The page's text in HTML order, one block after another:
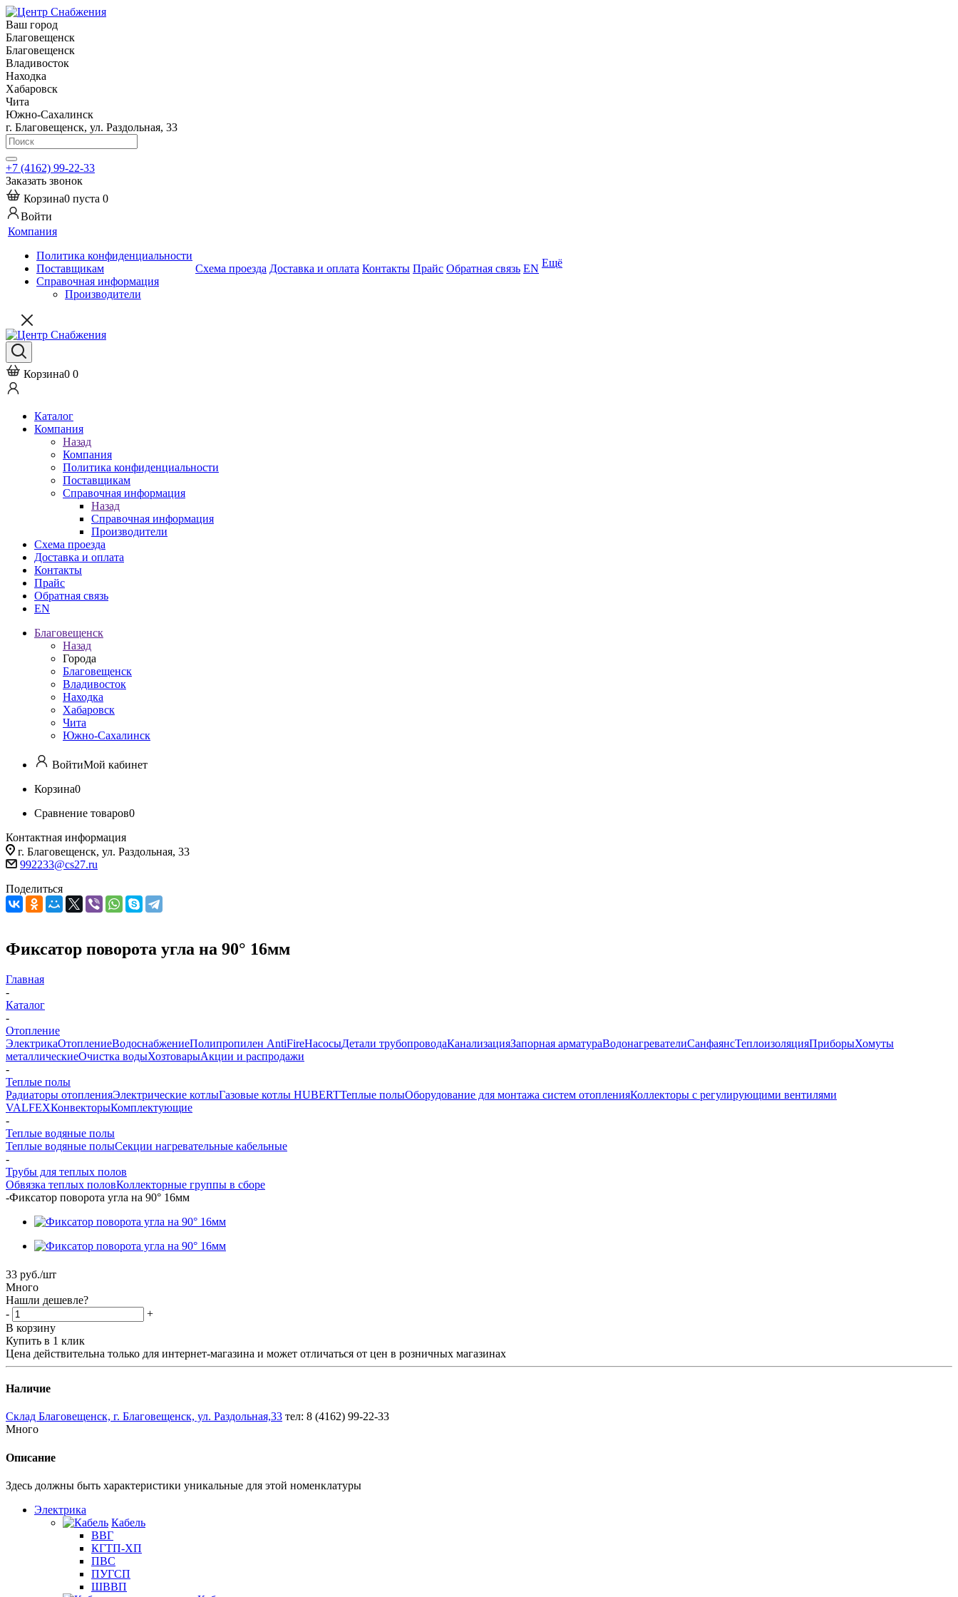
Ваш город
Благовещенск
Благовещенск
Владивосток
Находка
Хабаровск
Чита
Южно-Сахалинск
г. Благовещенск, ул. Раздольная, 33
+7 (4162) 99-22-33
Заказать звонок
Корзина0 пуста 0
Войти
Компания
Политика конфиденциальности
Поставщикам
Справочная информация
Производители
Схема проезда Доставка и оплата Контакты Прайс Обратная связь EN Ещё
Корзина0 0
Каталог
Компания
Назад
Компания
Политика конфиденциальности
Поставщикам
Справочная информация
Назад
Справочная информация
Производители
Схема проезда
Доставка и оплата
Контакты
Прайс
Обратная связь
EN
Благовещенск
Назад
Города
Благовещенск
Владивосток
Находка
Хабаровск
Чита
Южно-Сахалинск
ВойтиМой кабинет
Корзина0
Сравнение товаров0
Контактная информация
г. Благовещенск, ул. Раздольная, 33
992233@cs27.ru
Поделиться
Фиксатор поворота угла на 90° 16мм
Главная
-
Каталог
-
Отопление
ЭлектрикаОтоплениеВодоснабжениеПолипропилен AntiFireНасосыДетали трубопроводаКанализацияЗапорная арматураВодонагревателиСанфаянсТеплоизоляцияПриборыХомуты
металлическиеОчистка водыХозтоварыАкции и распродажи
-
Теплые полы
Радиаторы отопленияЭлектрические котлыГазовые котлы HUBERTТеплые полыОборудование для монтажа систем отопленияКоллекторы с регулирующими вентилями
VALFEXКонвекторыКомплектующие
-
Теплые водяные полы
Теплые водяные полыСекции нагревательные кабельные
-
Трубы для теплых полов
Обвязка теплых половКоллекторные группы в сборе
-Фиксатор поворота угла на 90° 16мм
33 руб./шт
Много
Нашли дешевле?
-
+
В корзину
Купить в 1 клик
Цена действительна только для интернет-магазина и может отличаться от цен в розничных магазинах
Наличие
Склад Благовещенск, г. Благовещенск, ул. Раздольная,33 тел: 8 (4162) 99-22-33
Много
Описание
Здесь должны быть характеристики уникальные для этой номенклатуры
Электрика
Кабель
ВВГ
КГТП-ХП
ПВС
ПУГСП
ШВВП